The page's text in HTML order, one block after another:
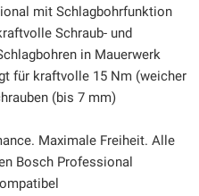
mit Schlagbohrfunktion
Schraub- und
in Mauerwerk
für kraftvolle 15 Nm (weicher
(bis 7 mm)
Maximale Freiheit. Alle
Bosch Professional